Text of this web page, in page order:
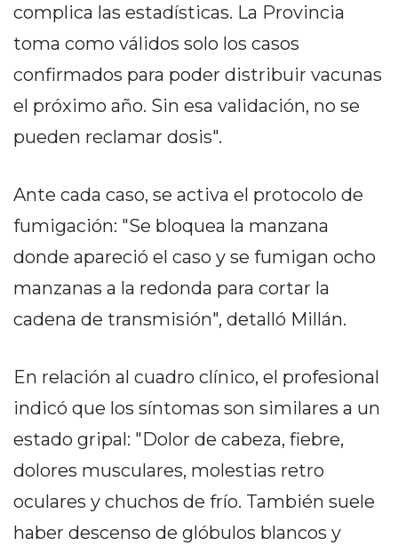
POLÍTICAS
DE
DEL
SITIO
DIA
DIARIO
DEPORTIVO
DE
MEDIOS
PUBLICITÁ
EN
NORTE
complica las estadísticas. La Provincia
toma como válidos solo los casos
confirmados para poder distribuir vacunas
el próximo año. Sin esa validación, no se
pueden reclamar dosis".
Ante cada caso, se activa el protocolo de
fumigación: "Se bloquea la manzana
donde apareció el caso y se fumigan ocho
manzanas a la redonda para cortar la
cadena de transmisión", detalló Millán.
En relación al cuadro clínico, el profesional
indicó que los síntomas son similares a un
estado gripal: "Dolor de cabeza, fiebre,
dolores musculares, molestias retro
oculares y chuchos de frío. También suele
haber descenso de glóbulos blancos y